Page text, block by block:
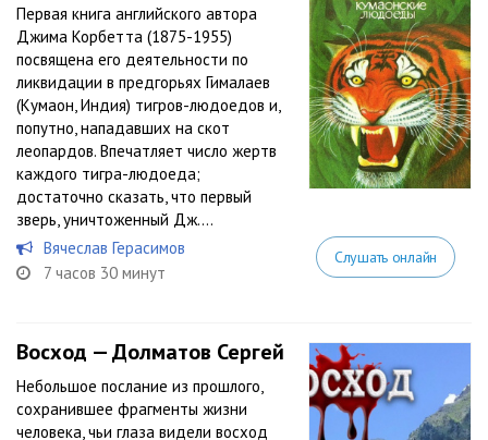
Первая книга английского автора
Джима Корбетта (1875-1955)
посвящена его деятельности по
ликвидации в предгорьях Гималаев
(Кумаон, Индия) тигров-людоедов и,
попутно, нападавших на скот
леопардов. Впечатляет число жертв
каждого тигра-людоеда;
достаточно сказать, что первый
зверь, уничтоженный Дж....
Вячеслав Герасимов
7 часов 30 минут
Слушать онлайн
Восход — Долматов Сергей
Небольшое послание из прошлого,
сохранившее фрагменты жизни
человека, чьи глаза видели восход